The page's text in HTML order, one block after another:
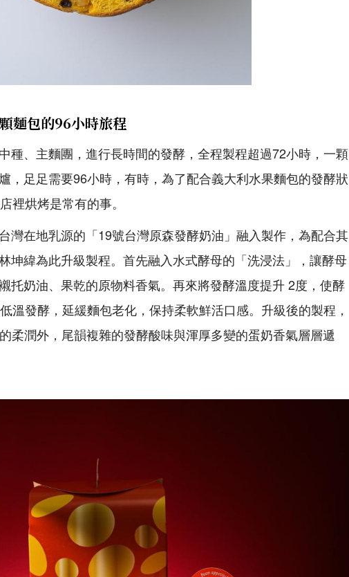
麵包的96小時旅程
種、主麵團，進行長時間的發酵，全程製程超過72小時，一顆
，足足需要96小時，有時，為了配合義大利水果麵包的發酵狀
裡烘烤是常有的事。
灣在地乳源的「19號台灣原森發酵奶油」融入製作，為配合其
坤緯為此升級製程。首先融入水式酵母的「洗浸法」，讓酵母
托奶油、果乾的原物料香氣。再來將發酵溫度提升 2度，使酵
溫發酵，延緩麵包老化，保持柔軟鮮活口感。升級後的製程，
柔潤外，尾韻複雜的發酵酸味與渾厚多變的蛋奶香氣層層遞